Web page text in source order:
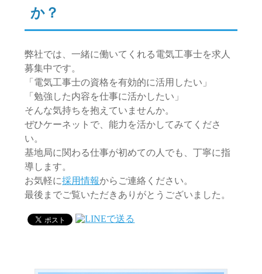
か？
弊社では、一緒に働いてくれる電気工事士を求人
募集中です。
「電気工事士の資格を有効的に活用したい」
「勉強した内容を仕事に活かしたい」
そんな気持ちを抱えていませんか。
ぜひケーネットで、能力を活かしてみてくださ
い。
基地局に関わる仕事が初めての人でも、丁寧に指
導します。
お気軽に採用情報からご連絡ください。
最後までご覧いただきありがとうございました。